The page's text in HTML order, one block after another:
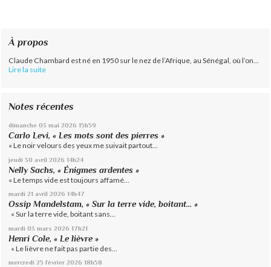
À propos
Claude Chambard est né en 1950 sur le nez de l’Afrique, au Sénégal, où l’on...
Lire la suite
Notes récentes
dimanche 03 mai 2026 15h59
Carlo Levi, « Les mots sont des pierres »
« Le noir velours des yeux me suivait partout...
jeudi 30 avril 2026 14h24
Nelly Sachs, « Énigmes ardentes »
« Le temps vide est toujours affamé...
mardi 21 avril 2026 14h47
Ossip Mandelstam, « Sur la terre vide, boitant… »
« Sur la terre vide, boitant sans...
mardi 03 mars 2026 17h21
Henri Cole, « Le lièvre »
« Le lièvre ne fait pas partie des...
mercredi 25 février 2026 18h58